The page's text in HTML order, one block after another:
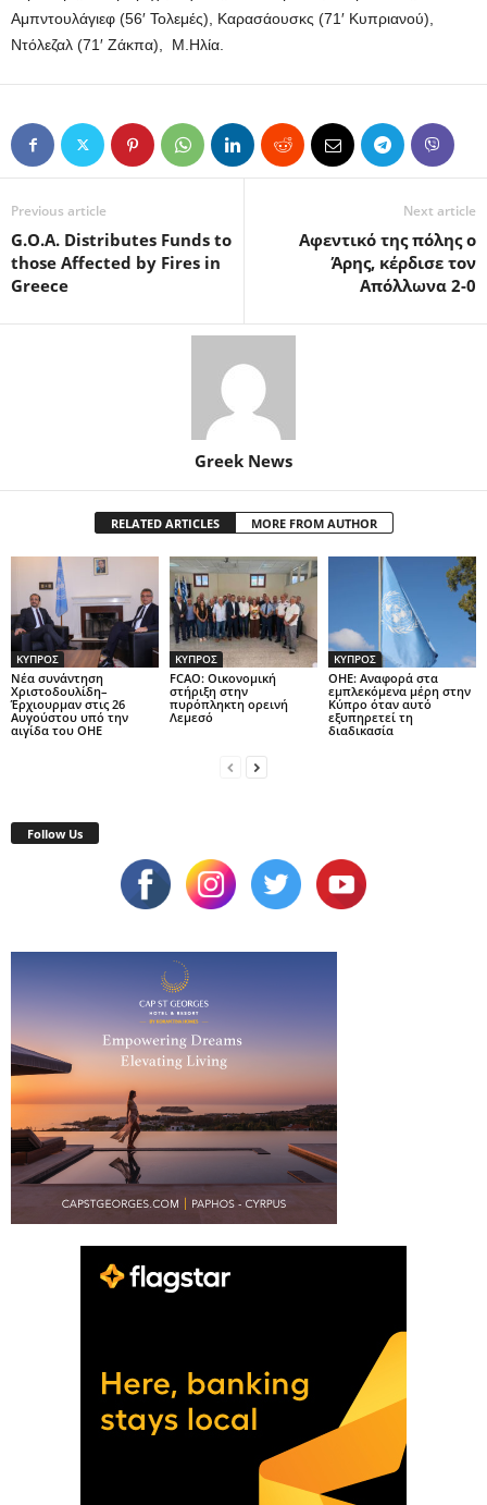
Αμπντουλάγιεφ (56′ Τολεμές), Καρασάουσκς (71′ Κυπριανού),
Ντόλεζαλ (71′ Ζάκπα), Μ.Ηλία.
Previous article
G.Ο.Α. Distributes Funds to
those Affected by Fires in
Greece
Next article
Αφεντικό της πόλης ο
Άρης, κέρδισε τον
Απόλλωνα 2-0
Greek News
RELATED ARTICLES MORE FROM AUTHOR
ΚΥΠΡΟΣ
Νέα συνάντηση
Χριστοδουλίδη–
Έρχιουρμαν στις 26
Αυγούστου υπό την
αιγίδα του ΟΗΕ
ΚΥΠΡΟΣ
FCAO: Οικονομική
στήριξη στην
πυρόπληκτη ορεινή
Λεμεσό
ΚΥΠΡΟΣ
ΟΗΕ: Αναφορά στα
εμπλεκόμενα μέρη στην
Κύπρο όταν αυτό
εξυπηρετεί τη
διαδικασία
Follow Us